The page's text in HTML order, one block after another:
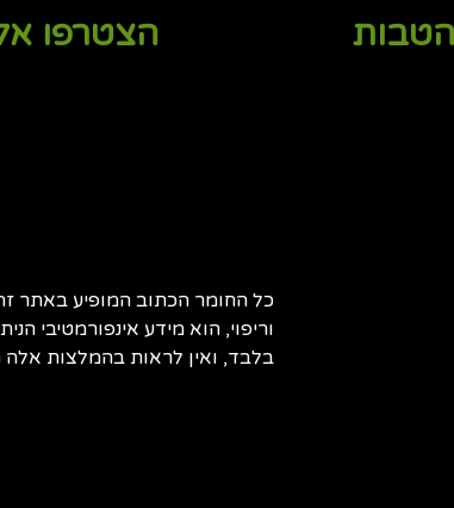
הצטרפו
כל החומר הכתוב המופיע באתר
וריפוי, הוא מידע אינפורמטיבי
בלבד, ואין לראות בהמלצות אלה